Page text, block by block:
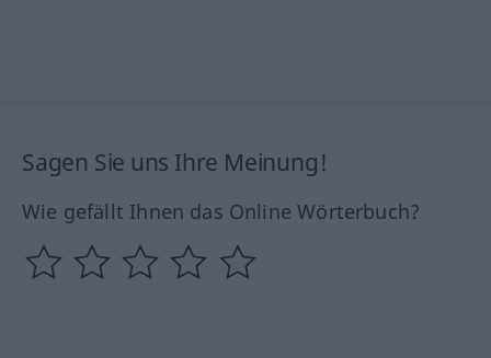
Sagen Sie uns Ihre Meinung!
Wie gefällt Ihnen das Online Wörterbuch?